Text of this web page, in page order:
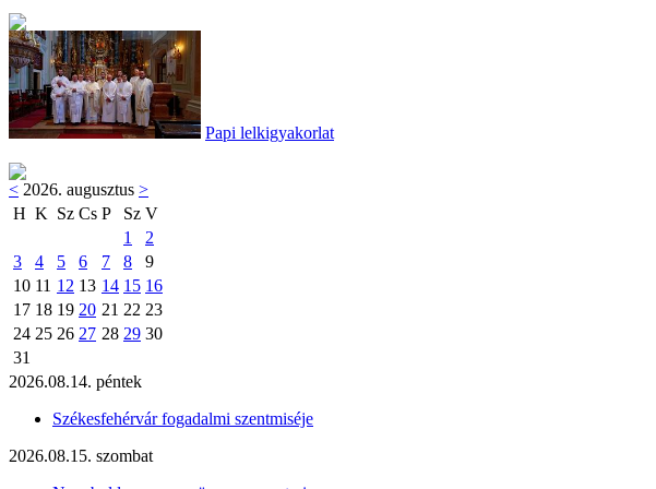
Papi lelkigyakorlat
< 2026. augusztus >
H K Sz Cs P Sz V
1
2
3
4 5 6 7 8
9
10 11 12 13 14 15 16
17 18 19 20 21 22 23
24 25 26 27 28 29 30
31
2026.08.14. péntek
Székesfehérvár fogadalmi szentmiséje
2026.08.15. szombat